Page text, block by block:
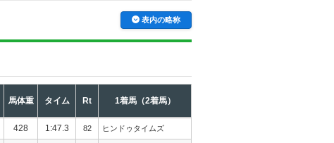
表内の略称
馬体重 タイム Rt 1着馬（2着馬）
428 1:47.3 82 ヒンドゥタイムズ